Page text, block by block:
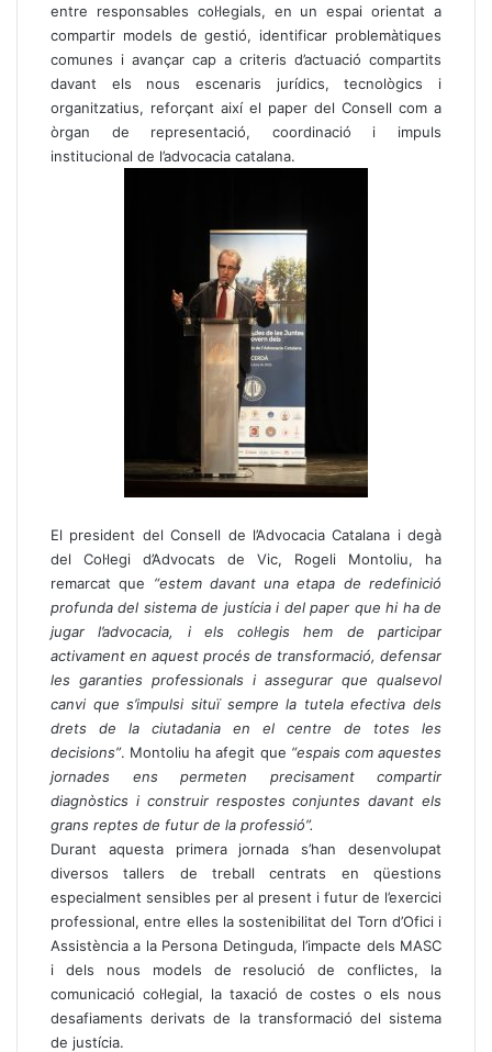
entre responsables col·legials, en un espai orientat a
compartir models de gestió, identificar problemàtiques
comunes i avançar cap a criteris d’actuació compartits
davant els nous escenaris jurídics, tecnològics i
organitzatius, reforçant així el paper del Consell com a
òrgan de representació, coordinació i impuls
institucional de l’advocacia catalana.
El president del Consell de l’Advocacia Catalana i degà
del Col·legi d’Advocats de Vic, Rogeli Montoliu, ha
remarcat que “estem davant una etapa de redefinició
profunda del sistema de justícia i del paper que hi ha de
jugar l’advocacia, i els col·legis hem de participar
activament en aquest procés de transformació, defensar
les garanties professionals i assegurar que qualsevol
canvi que s’impulsi situï sempre la tutela efectiva dels
drets de la ciutadania en el centre de totes les
decisions”. Montoliu ha afegit que “espais com aquestes
jornades ens permeten precisament compartir
diagnòstics i construir respostes conjuntes davant els
grans reptes de futur de la professió”.
Durant aquesta primera jornada s’han desenvolupat
diversos tallers de treball centrats en qüestions
especialment sensibles per al present i futur de l’exercici
professional, entre elles la sostenibilitat del Torn d’Ofici i
Assistència a la Persona Detinguda, l’impacte dels MASC
i dels nous models de resolució de conflictes, la
comunicació col·legial, la taxació de costes o els nous
desafiaments derivats de la transformació del sistema
de justícia.